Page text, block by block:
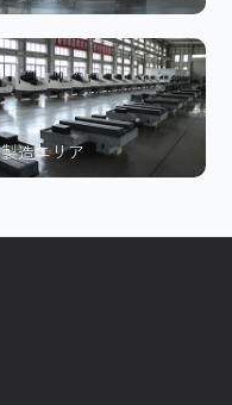
製造エリア